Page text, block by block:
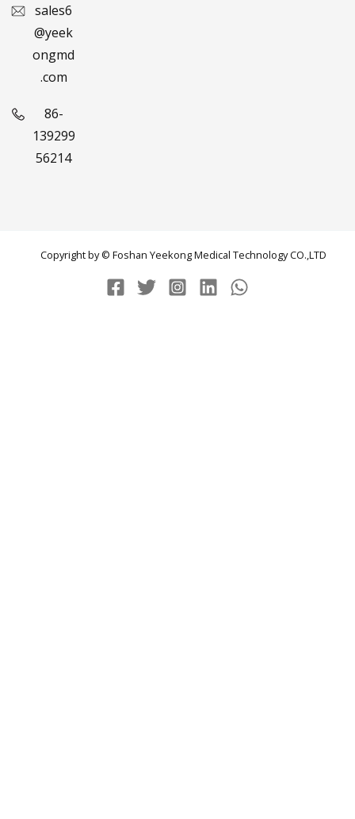
sales6
@yeek
ongmd
.com
86-
139299
56214
Copyright by © Foshan Yeekong Medical Technology CO.,LTD